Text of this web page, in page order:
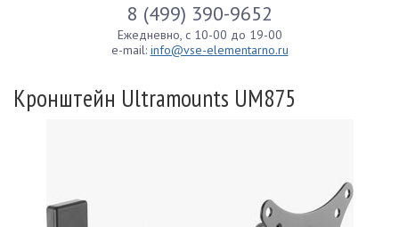
8 (499) 390-9652
Ежедневно, с 10-00 до 19-00
e-mail: info@vse-elementarno.ru
Кронштейн Ultramounts UM875